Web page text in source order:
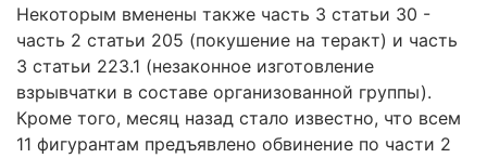
Некоторым вменены также часть 3 статьи 30 -
часть 2 статьи 205 (покушение на теракт) и часть
3 статьи 223.1 (незаконное изготовление
взрывчатки в составе организованной группы).
Кроме того, месяц назад стало известно, что всем
11 фигурантам предъявлено обвинение по части 2